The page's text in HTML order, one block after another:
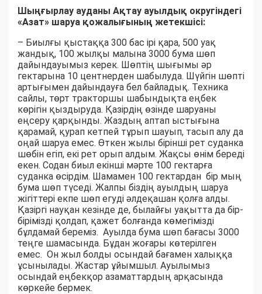
Шыңғырлау ауданы Ақтау ауылдық округіндегі
«Азат» шаруа қожалығының жетекшісі:
– Биылғы қыстаққа 300 бас ірі қара, 500 уақ
жандық, 100 жылқы малына 3000 бума шөп
дайындауымыз керек. Шөптің шығымы әр
гектарына 10 центнерден шабылуда. Шүйгін шөпті
артығымен дайындауға бел байладық. Техника
сайлы, төрт тракторшы шабындықта еңбек
көрігін қыздыруда. Қазірдің өзінде шаруаны
еңсеру қарқынды. Жаздың аптап ыстығына
қарамай, қурап кетпей тұрып шауып, тасып алу да
оңай шаруа емес. Өткен жылы бірінші рет суданка
шөбін егіп, екі рет орып алдым. Жақсы өнім береді
екен. Содан биыл екінші мәрте 100 гектарға
суданка өсірдім. Шамамен 100 гектардан бір мың
бума шөп түседі. Жалпы біздің ауылдың шаруа
жігіттері екпе шөп егуді әлдеқашан қолға алды.
Қазіргі науқан кезінде де, былайғы уақытта да бір-
бірімізді қолдап, қажет болғанда көмегімізді
бұлдамай береміз. Ауылда бума шөп бағасы 3000
теңге шамасында. Бұдан жоғары көтерілген
емес. Он жыл болды осындай бағамен халыққа
ұсынылады. Жастар ұйымшыл. Ауылымыз
осындай еңбекқор азаматтардың арқасында
көркейе бермек.